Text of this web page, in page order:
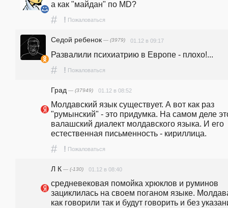
а как "майдан" по MD?
# ! Пожаловаться
Седой ребенок — (3979) 01.12 в 09:17
Развалили психиатрию в Европе - плохо!...
# ! Пожаловаться
Град — (37949) 01.12 в 08:52
Молдавский язык существует. А вот как раз
"румынский" - это придумка. На самом деле
валашский диалект молдавского языка. И его
естественная письменность - кириллица.
# ! Пожаловаться
Л К — (-130) 01.12 в 08:40
средневековая помойка хрюклов и руминов
зациклилась на своем поганом языке.
как говорили так и будут говорить и без